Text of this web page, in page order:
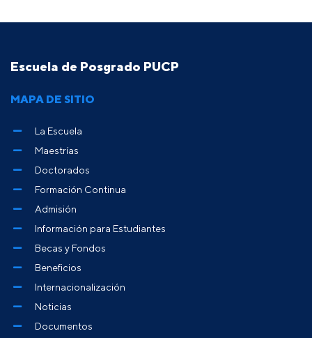
Escuela de Posgrado PUCP
MAPA DE SITIO
La Escuela
Maestrías
Doctorados
Formación Continua
Admisión
Información para Estudiantes
Becas y Fondos
Beneficios
Internacionalización
Noticias
Documentos